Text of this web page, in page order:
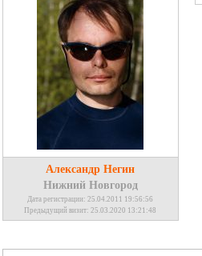
Александр Негин
Нижний Новгород
Дата регистрации: 25.04.2011 19:56:56
Предыдущий визит: 25.03.2020 13:21:48